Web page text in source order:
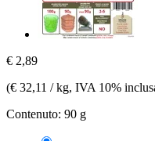
€ 2,89
(€ 32,11 / kg, IVA 10%
Contenuto: 90 g